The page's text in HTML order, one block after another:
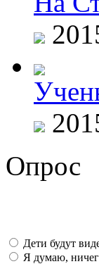
Опрос
Дети будут
Я думаю,